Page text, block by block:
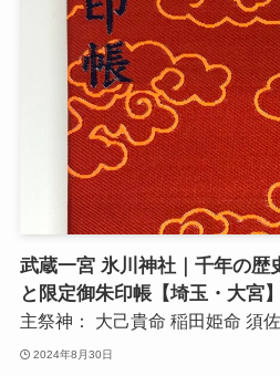
武蔵一宮 氷川神社｜千年の歴
と限定御朱印帳【埼玉・大宮】
主祭神： 大己貴命 稲田姫命 須
2024年8月30日